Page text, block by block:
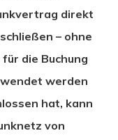
direkt
– ohne
die Buchung
werden
hat, kann
von